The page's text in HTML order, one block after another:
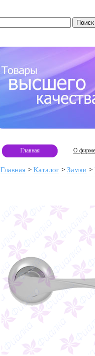
Главная О фирме
Главная > Каталог > Замки >